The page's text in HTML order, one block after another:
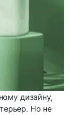
дизайну,
Но не